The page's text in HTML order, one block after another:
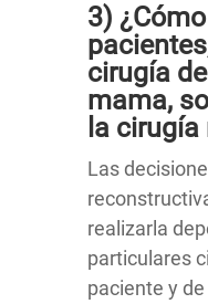
3)
cirugía
mama,
la
Las
realizarla
particulares
paciente y